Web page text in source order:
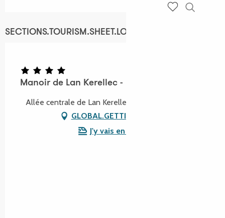
SECTIONS.TOURISM.SHEET.LOCATION
Manoir de Lan Kerellec - Hôtel Restaurant
Allée centrale de Lan Kerellec, 22560 Trébeurden
GLOBAL.GETTING_THERE
J'y vais en train !